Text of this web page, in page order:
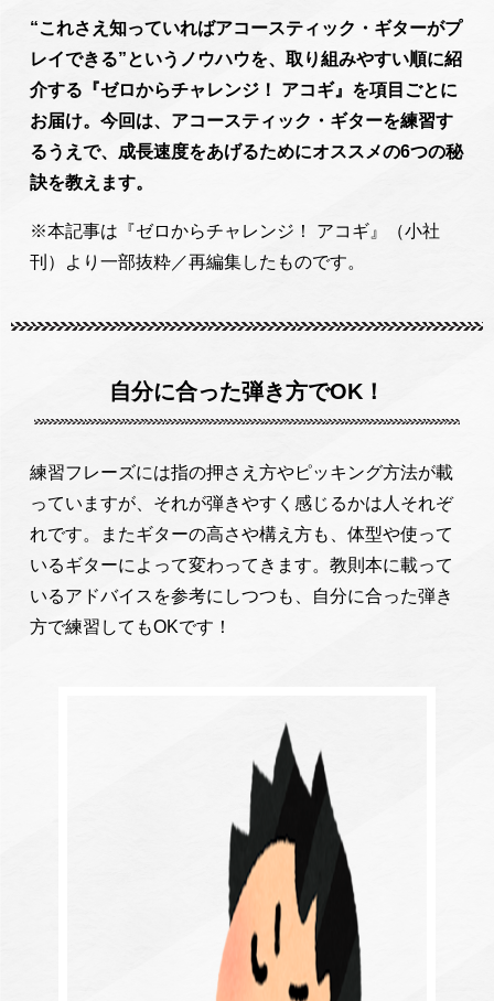
“これさえ知っていればアコースティック・ギターがプ
レイできる”というノウハウを、取り組みやすい順に紹
介する『ゼロからチャレンジ！ アコギ』を項目ごとに
お届け。今回は、アコースティック・ギターを練習す
るうえで、成長速度をあげるためにオススメの6つの秘
訣を教えます。
※本記事は『ゼロからチャレンジ！ アコギ』（小社
刊）より一部抜粋／再編集したものです。
自分に合った弾き方でOK！
練習フレーズには指の押さえ方やピッキング方法が載
っていますが、それが弾きやすく感じるかは人それぞ
れです。またギターの高さや構え方も、体型や使って
いるギターによって変わってきます。教則本に載って
いるアドバイスを参考にしつつも、自分に合った弾き
方で練習してもOKです！